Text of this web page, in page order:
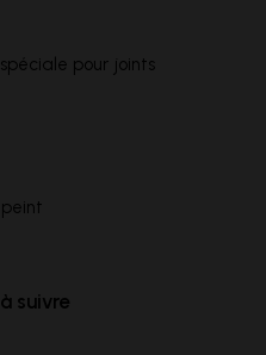
pour joints
suivre